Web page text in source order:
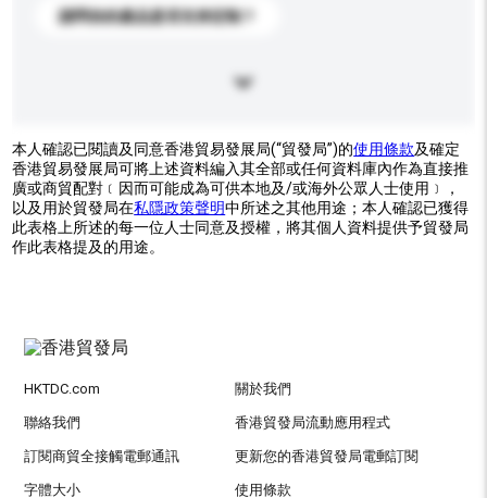
請問你的產品是否支持定制？
本人確認已閱讀及同意香港貿易發展局(“貿發局”)的使用條款及確定
香港貿易發展局可將上述資料編入其全部或任何資料庫內作為直接推
廣或商貿配對﹝因而可能成為可供本地及/或海外公眾人士使用﹞，
以及用於貿發局在私隱政策聲明中所述之其他用途；本人確認已獲得
此表格上所述的每一位人士同意及授權，將其個人資料提供予貿發局
作此表格提及的用途。
HKTDC.com 關於我們
聯絡我們 香港貿發局流動應用程式
訂閱商貿全接觸電郵通訊 更新您的香港貿發局電郵訂閱
字體大小 使用條款